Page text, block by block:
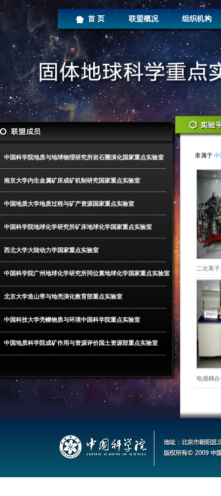
首 页 联盟概况 组织机构
中国科学院地质与地球物理研究所岩石圈演化国家重点实验室
南京大学内生金属矿床成矿机制研究国家重点实验室
中国地质大学地质过程与矿产资源国家重点实验室
中国科学院地球化学研究所矿床地球化学国家重点实验室
西北大学大陆动力学国家重点实验室
中国科学院广州地球化学研究所同位素地球化学国家重点实验室
北京大学造山带与地壳演化教育部重点实验室
中国科技大学壳幔物质与环境中国科学院重点实验室
中国地质科学院成矿作用与资源评价国土资源部重点实验室
隶属于
二次离
电感耦